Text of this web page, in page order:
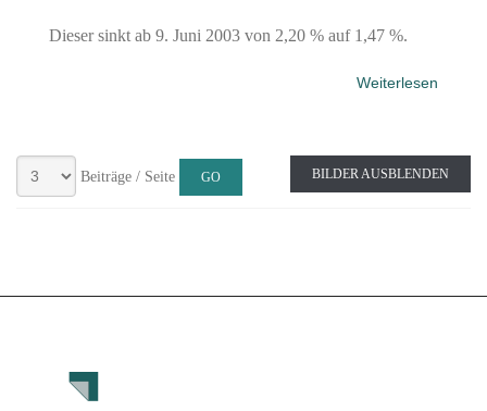
Dieser sinkt ab 9. Juni 2003 von 2,20 % auf 1,47 %.
Weiterlesen
Beiträge / Seite BILDER AUSBLENDEN